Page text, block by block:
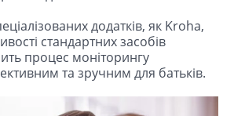
додатків, як Kroha,
стандартних засобів
процес моніторингу
та зручним для батьків.